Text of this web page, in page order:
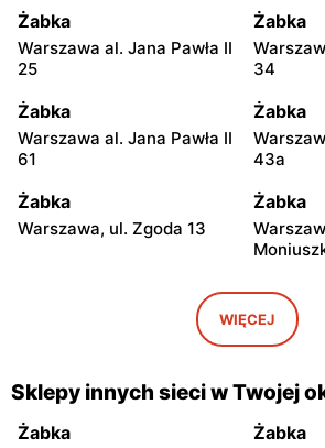
Żabka
Warszawa al. Jana Pawła II
25
Żabka
34
Żabka
Warszawa al. Jana Pawła II
61
Żabka
43a
Żabka
Warszawa, ul. Zgoda 13
Żabka
Świętokrzyska 0 Stacja
Żabka
5
Żabka
Łódź, ul. Żurawia 14
Żabka
WIĘCEJ
Sklepy innych sieci w Twojej
Żabka Żabka